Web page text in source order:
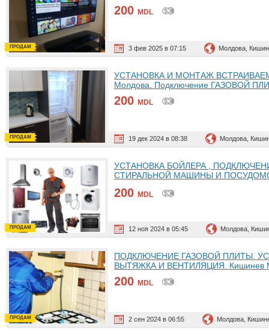
200 MDL
3 фев 2025 в 07:15 Молдова,
ПРОДАМ
УСТАНОВКА И МОНТАЖ
Молдова. Подключение ГАЗОВОЙ
200 MDL
19 дек 2024 в 08:38 Молдова,
ПРОДАМ
УСТАНОВКА БОЙЛЕРА ,
СТИРАЛЬНОЙ МАШИНЫ И
200 MDL
12 ноя 2024 в 05:45 Молдова,
ПРОДАМ
ПОДКЛЮЧЕНИЕ ГАЗОВОЙ ПЛИТЫ.
ВЫТЯЖКА И ВЕНТИЛЯЦИЯ. Кишинев
200 MDL
2 сен 2024 в 06:55 Молдова,
ПРОДАМ